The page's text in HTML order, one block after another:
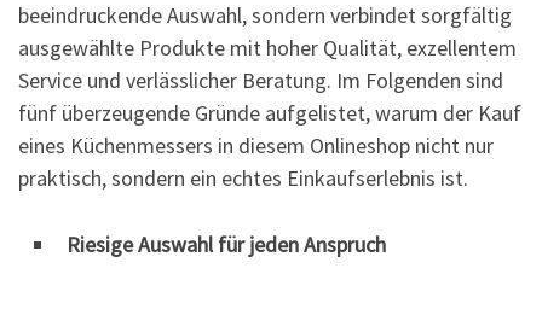
beeindruckende Auswahl, sondern verbindet sorgfältig
ausgewählte Produkte mit hoher Qualität, exzellentem
Service und verlässlicher Beratung. Im Folgenden sind
fünf überzeugende Gründe aufgelistet, warum der Kauf
eines Küchenmessers in diesem Onlineshop nicht nur
praktisch, sondern ein echtes Einkaufserlebnis ist.
Riesige Auswahl für jeden Anspruch